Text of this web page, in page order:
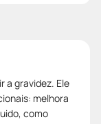
a gravidez. Ele
melhora
como